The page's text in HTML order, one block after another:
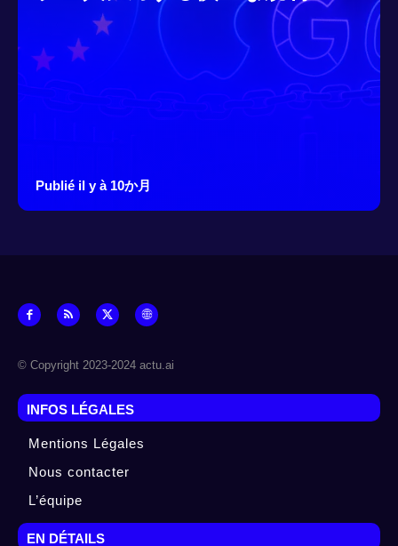
Publié il y à 10か月
© Copyright 2023-2024 actu.ai
INFOS LÉGALES
Mentions Légales
Nous contacter
L’équipe
EN DÉTAILS